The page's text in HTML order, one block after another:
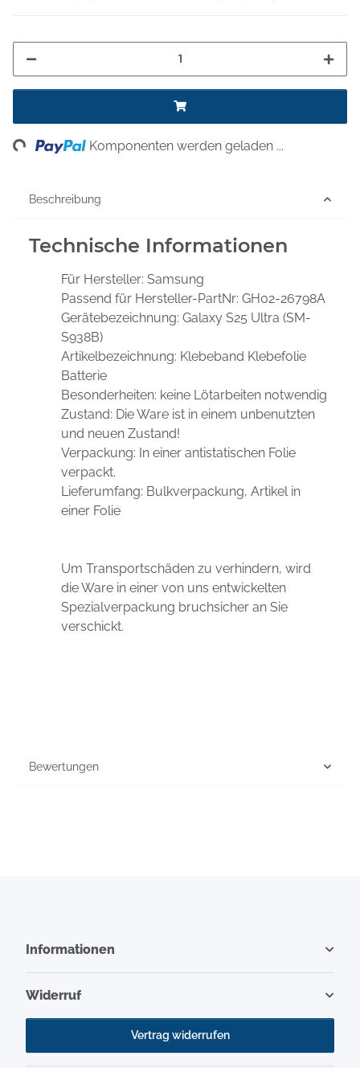
Komponenten werden geladen ...
Beschreibung
Technische Informationen
Für Hersteller: Samsung
Passend für Hersteller-PartNr: GH02-26798A
Gerätebezeichnung: Galaxy S25 Ultra (SM-
S938B)
Artikelbezeichnung: Klebeband Klebefolie
Batterie
Besonderheiten: keine Lötarbeiten notwendig
Zustand: Die Ware ist in einem unbenutzten
und neuen Zustand!
Verpackung: In einer antistatischen Folie
verpackt.
Lieferumfang: Bulkverpackung, Artikel in
einer Folie
Um Transportschäden zu verhindern, wird
die Ware in einer von uns entwickelten
Spezialverpackung bruchsicher an Sie
verschickt.
Bewertungen
Informationen
Widerruf
Vertrag widerrufen